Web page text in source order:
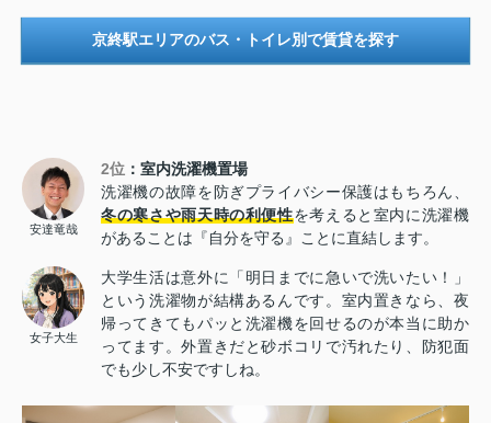
京終駅エリアのバス・トイレ別で賃貸を探す
安達竜哉
2位 ：室内洗濯機置場
洗濯機の故障を防ぎプライバシー保護はもちろん、
冬の寒さや雨天時の利便性を考えると室内に洗濯機
があることは『自分を守る』ことに直結します。
女子大生
大学生活は意外に「明日までに急いで洗いたい！」
という洗濯物が結構あるんです。室内置きなら、夜
帰ってきてもパッと洗濯機を回せるのが本当に助か
ってます。外置きだと砂ボコリで汚れたり、防犯面
でも少し不安ですしね。